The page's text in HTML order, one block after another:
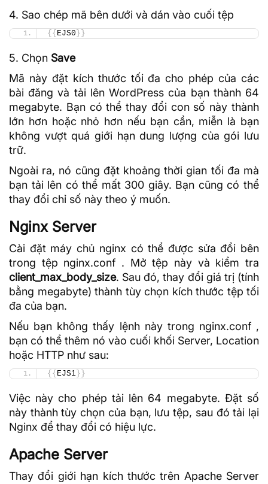
4. Sao chép mã bên dưới và dán vào cuối tệp
{{ EJS0 }}
5. Chọn Save
Mã này đặt kích thước tối đa cho phép của các
bài đăng và tải lên WordPress của bạn thành 64
megabyte. Bạn có thể thay đổi con số này thành
lớn hơn hoặc nhỏ hơn nếu bạn cần, miễn là bạn
không vượt quá giới hạn dung lượng của gói lưu
trữ.
Ngoài ra, nó cũng đặt khoảng thời gian tối đa mà
bạn tải lên có thể mất 300 giây. Bạn cũng có thể
thay đổi chỉ số này theo ý muốn.
Nginx Server
Cài đặt máy chủ nginx có thể được sửa đổi bên
trong tệp nginx.conf . Mở tệp này và kiểm tra
client_max_body_size. Sau đó, thay đổi giá trị (tính
bằng megabyte) thành tùy chọn kích thước tệp tối
đa của bạn.
Nếu bạn không thấy lệnh này trong nginx.conf ,
bạn có thể thêm nó vào cuối khối Server, Location
hoặc HTTP như sau:
{{ EJS1 }}
Việc này cho phép tải lên 64 megabyte. Đặt số
này thành tùy chọn của bạn, lưu tệp, sau đó tải lại
Nginx để thay đổi có hiệu lực.
Apache Server
Thay đổi giới hạn kích thước trên Apache Server